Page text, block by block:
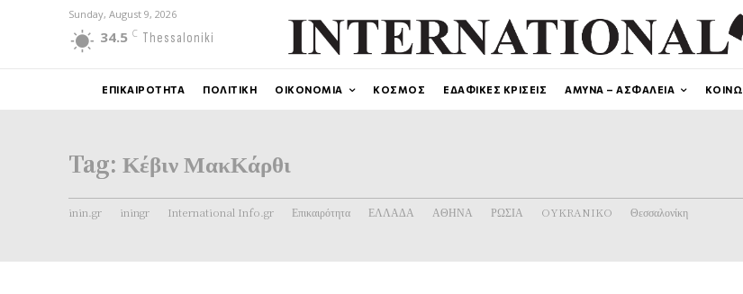
Sunday, August 9, 2026
34.5 C Thessaloniki
ΕΠΙΚΑΙΡΟΤΗΤΑ ΠΟΛΙΤΙΚΗ ΟΙΚΟΝΟΜΙΑ ΚΟΣΜΟΣ ΕΔΑΦΙΚΕΣ ΚΡΙΣΕΙΣ ΑΜΥΝΑ – ΑΣΦΑΛΕΙΑ
Tag: Κέβιν ΜακΚάρθι
inin.gr iningr International Info.gr Επικαιρότητα ΕΛΛΑΔΑ ΑΘΗΝΑ ΡΩΣΙΑ OYKRANIKO Θεσσαλονίκη